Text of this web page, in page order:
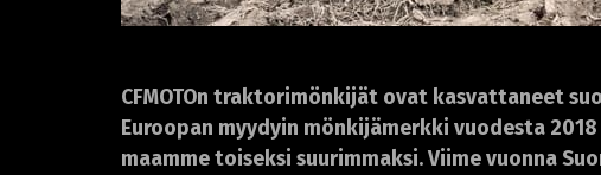
CFMOTOn traktorimönkijät ovat kasvattaneet
Euroopan myydyin mönkijämerkki vuodesta
maamme toiseksi suurimmaksi. Viime vuonna